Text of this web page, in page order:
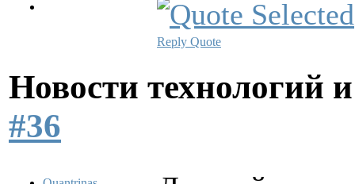
Reply Quote
Новости технологий
#36